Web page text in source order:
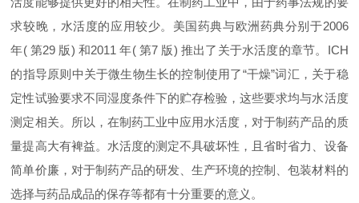
求较晚，水活度的应用较少。美国药典与欧洲药典分别于2006
年( 第29 版) 和2011年( 第7 版) 推出了关于水活度的章节。 ICH
的指导原则中关于微生物生长的控制使用了“干燥”词汇，关于稳
定性试验要求不同湿度条件下的贮存检验，这些要求均与水活度
测定相关。所以，在制药工业中应用水活度，对于制药产品的质
量提高大有裨益。水活度的测定不具破坏性，且省时省力、设备
简单价廉，对于制药产品的研发、生产环境的控制、包装材料的
选择与药品成品的保存等都有十分重要的意义。